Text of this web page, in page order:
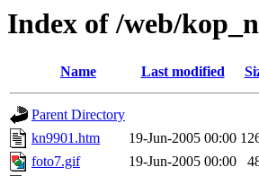
Index of /web/
Name Last modified
Parent Directory
kn9901.htm
19-Jun-2005 00:00
foto7.gif
19-Jun-2005 00:00